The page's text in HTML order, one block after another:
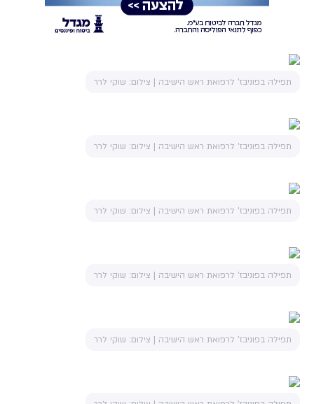
תפילה בפוניבז' לרפואת ראש הישיבה | צילום: שוקי לרר
תפילה בפוניבז' לרפואת ראש הישיבה | צילום: שוקי לרר
תפילה בפוניבז' לרפואת ראש הישיבה | צילום: שוקי לרר
תפילה בפוניבז' לרפואת ראש הישיבה | צילום: שוקי לרר
תפילה בפוניבז' לרפואת ראש הישיבה | צילום: שוקי לרר